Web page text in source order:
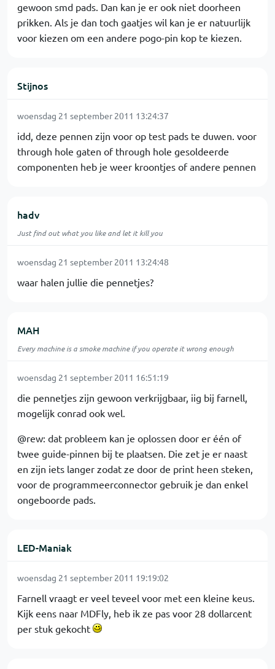
gewoon smd pads. Dan kan je er ook niet doorheen
prikken. Als je dan toch gaatjes wil kan je er natuurlijk
voor kiezen om een andere pogo-pin kop te kiezen.
Stijnos
woensdag 21 september 2011 13:24:37
idd, deze pennen zijn voor op test pads te duwen. voor
through hole gaten of through hole gesoldeerde
componenten heb je weer kroontjes of andere pennen
hadv
Just find out what you like and let it kill you
woensdag 21 september 2011 13:24:48
waar halen jullie die pennetjes?
MAH
Every machine is a smoke machine if you operate it wrong enough
woensdag 21 september 2011 16:51:19
die pennetjes zijn gewoon verkrijgbaar, iig bij farnell,
mogelijk conrad ook wel.
@rew: dat probleem kan je oplossen door er één of
twee guide-pinnen bij te plaatsen. Die zet je er naast
en zijn iets langer zodat ze door de print heen steken,
voor de programmeerconnector gebruik je dan enkel
ongeboorde pads.
LED-Maniak
woensdag 21 september 2011 19:19:02
Farnell vraagt er veel teveel voor met een kleine keus.
Kijk eens naar MDFly, heb ik ze pas voor 28 dollarcent
per stuk gekocht